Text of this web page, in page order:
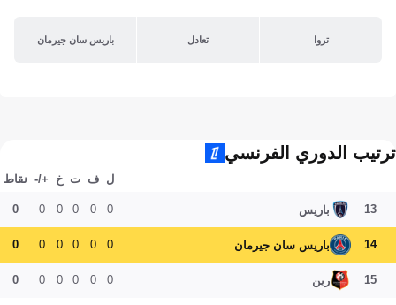
تروا تعادل باريس سان جيرمان
ترتيب الدوري الفرنسي
ل ف ت خ +/- نقاط
13 باريس 0
0
0
0
0
0
14 باريس سان جيرمان 0
0
0
0
0
0
15 رين 0
0
0
0
0
0